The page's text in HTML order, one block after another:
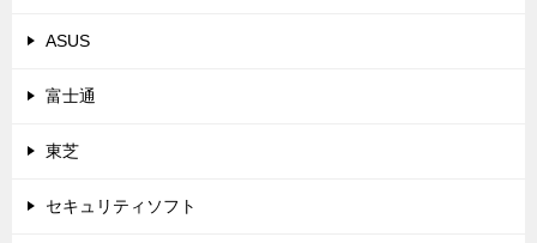
ASUS
富士通
東芝
セキュリティソフト